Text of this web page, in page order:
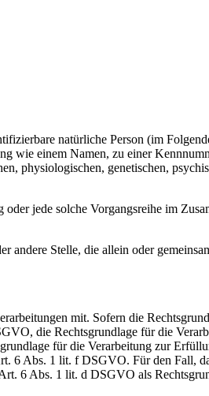
natürliche Person (im
wie einem Namen, zu einer
physiologischen, genetischen,
jede solche Vorgangsreihe im
Stelle, die allein oder
mit. Sofern die
die Rechtsgrundlage für die
für die Verarbeitung zur
6 Abs. 1 lit. f DSGVO. Für den Fall,
6 Abs. 1 lit. d DSGVO als